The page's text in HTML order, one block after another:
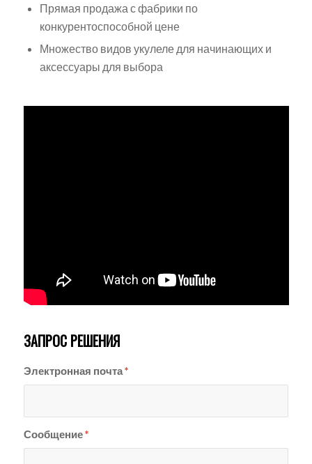
Прямая продажа с фабрики по
конкурентоспособной цене
Множество видов укулеле для начинающих и
аксессуары для выбора
ЗАПРОС РЕШЕНИЯ
Электронная почта*
Сообщение*